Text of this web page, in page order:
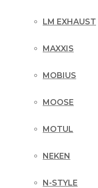
LM EXHAUST
MAXXIS
MOBIUS
MOOSE
MOTUL
NEKEN
N-STYLE